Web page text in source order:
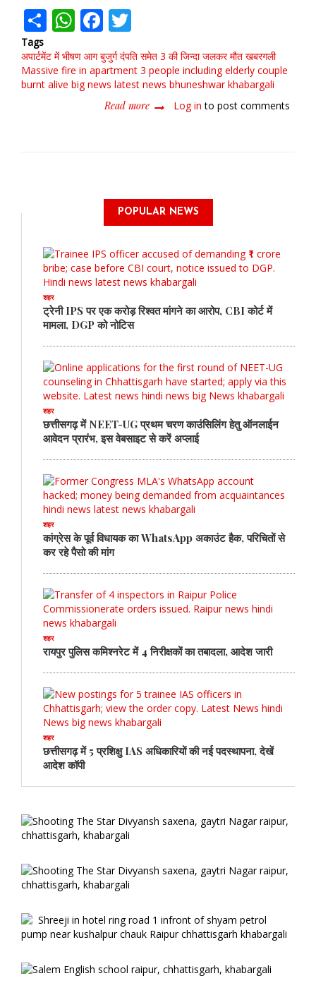
ShareWhatsApp
Facebook
Tags
अपार्टमेंट में भीषण आग बुजुर्ग दंपति समेत 3 की जिन्दा जलकर मौत खबरगली
Massive fire in apartment 3 people including elderly couple
burnt alive big news latest news bhuneshwar khabargali
Read more about
समेत
3
जलकर
मौत
Log in to post comments
POPULAR NEWS
शहर
ट्रेनी IPS पर एक करोड़ रिश्वत मांगने का आरोप, CBI कोर्ट में
मामला, DGP को नोटिस
शहर
छत्तीसगढ़ में NEET-UG प्रथम चरण काउंसिलिंग हेतु ऑनलाईन
आवेदन प्रारंभ, इस वेबसाइट से करें अप्लाई
शहर
कांग्रेस के पूर्व विधायक का WhatsApp अकाउंट हैक, परिचितों से
कर रहे पैसो की मांग
शहर
रायपुर पुलिस कमिश्नरेट में 4 निरीक्षकों का तबादला, आदेश जारी
शहर
छत्तीसगढ़ में 5 प्रशिक्षु IAS अधिकारियों की नई पदस्थापना, देखें
आदेश कॉपी